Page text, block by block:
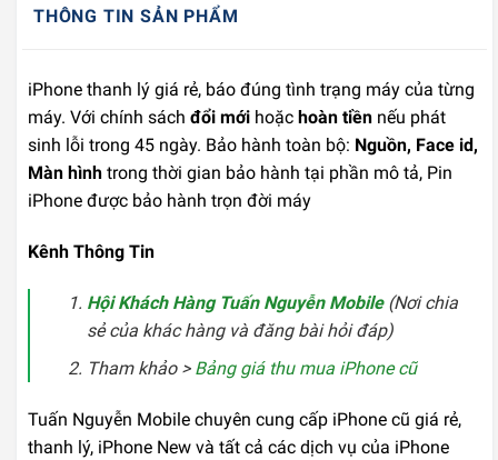
THÔNG TIN SẢN PHẨM
iPhone thanh lý giá rẻ, báo đúng tình trạng máy của từng
máy. Với chính sách đổi mới hoặc hoàn tiền nếu phát
sinh lỗi trong 45 ngày. Bảo hành toàn bộ: Nguồn, Face id,
Màn hình trong thời gian bảo hành tại phần mô tả, Pin
iPhone được bảo hành trọn đời máy
Kênh Thông Tin
Hội Khách Hàng Tuấn Nguyễn Mobile(Nơi chia
sẻ của khác hàng và đăng bài hỏi đáp)
Tham khảo > Bảng giá thu mua iPhone cũ
Tuấn Nguyễn Mobile chuyên cung cấp iPhone cũ giá rẻ,
thanh lý, iPhone New và tất cả các dịch vụ của iPhone